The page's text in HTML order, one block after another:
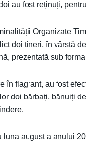
au fost reținuți,
Organizate
doi tineri, în vârstă
prezentată sub
în flagrant, au fost
doi bărbați, bănuiți
luna august a anului